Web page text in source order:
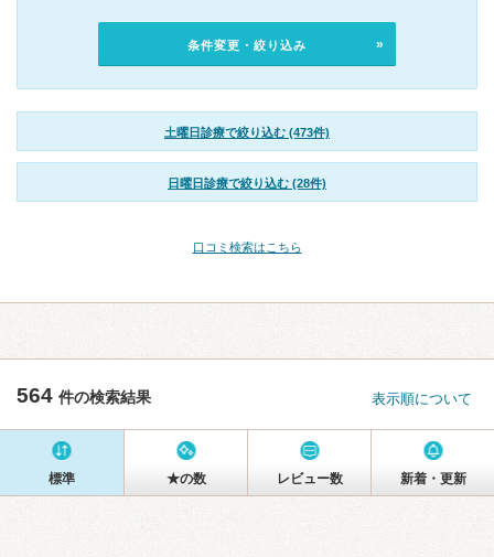
条件変更・絞り込み
土曜日診療で絞り込む (473件)
日曜日診療で絞り込む (28件)
口コミ検索はこちら
564 件の検索結果 表示順について
標準 ★の数 レビュー数 新着・更新